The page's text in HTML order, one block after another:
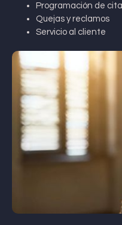
Programación de
Quejas y reclamos
Servicio al cliente